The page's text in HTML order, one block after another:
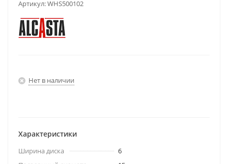
Артикул:WHS500102
Нет в наличии
Характеристики
Ширина диска
6